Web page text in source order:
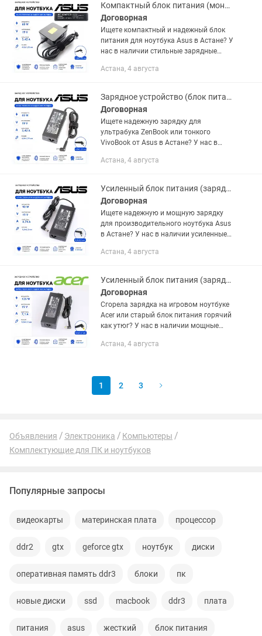
Компактный блок питания (моноблок) для ноутбука Asus 19V 3.42A 65W
Договорная
Ищете компактный и надежный блок
питания для ноутбука Asus в Астане? У
нас в наличии стильные зарядные
квадратного моноблока! Этот адаптер
Астана, 4 августа
Зарядное устройство (блок питания) для ноутбука Asus 19V 3.42A 65W тонкий
Договорная
Ищете надежную зарядку для
ультрабука ZenBook или тонкого
VivoBook от Asus в Астане? У нас в
с тонким разъемом! Этот адаптер
идеальным...
Астана, 4 августа
Усиленный блок питания (зарядка) для ноутбука Asus 19V 4.74A 90W
Договорная
Ищете надежную и мощную зарядку
для производительного ноутбука Asus
в Астане? У нас в наличии усиленные
выдает силу тока 4.74A, благодаря
Астана, 4 августа
Усиленный блок питания (зарядка) для ноутбука Acer 19V 7.1A 135W
Договорная
Сгорела зарядка на игровом ноутбуке
Acer или старый блок питания горячий
как утюг? У нас в наличии мощные
решение для линеек Nitro 5 и Predator.
Астана, 4 августа
1 2 3
Объявления Электроника
Компьютеры
Комплектующие для ПК и ноутбуков
Популярные запросы
видеокарты материнская плата процессор
ddr2 gtx geforce gtx ноутбук диски
оперативная память ddr3 блоки пк
новые диски ssd macbook ddr3 плата
питания asus жесткий блок питания